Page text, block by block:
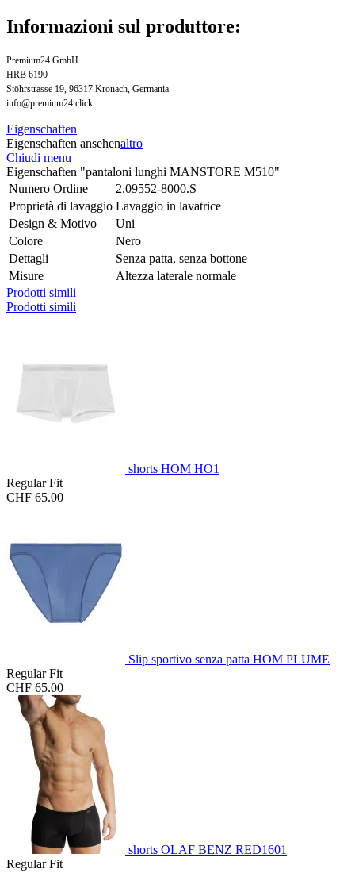
Informazioni sul produttore:
Premium24 GmbH
HRB 6190
Stöhrstrasse 19, 96317 Kronach, Germania
info@premium24.click
Eigenschaften
Eigenschaften ansehenaltro
Chiudi menu
Eigenschaften "pantaloni lunghi MANSTORE M510"
Numero Ordine
2.09552-8000.S
Proprietà di lavaggio Lavaggio in lavatrice
Design & Motivo
Uni
Colore
Nero
Dettagli
Senza patta, senza bottone
Misure
Altezza laterale normale
Prodotti simili
Prodotti simili
shorts HOM HO1
Regular Fit
CHF 65.00
Slip sportivo senza patta HOM PLUME
Regular Fit
CHF 65.00
shorts OLAF BENZ RED1601
Regular Fit